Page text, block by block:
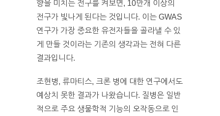
향을 미치는 전구를 켜보면, 10만개 이상의
전구가 빛나게 된다는 것입니다. 이는 GWAS
연구가 가장 중요한 유전자들을 골라낼 수 있
게 만들 것이라는 기존의 생각과는 전혀 다른
결과입니다.
조현병, 류마티스, 크론 병에 대한 연구에서도
예상치 못한 결과가 나왔습니다. 질병은 일반
적으로 주요 생물학적 기능의 오작동으로 인